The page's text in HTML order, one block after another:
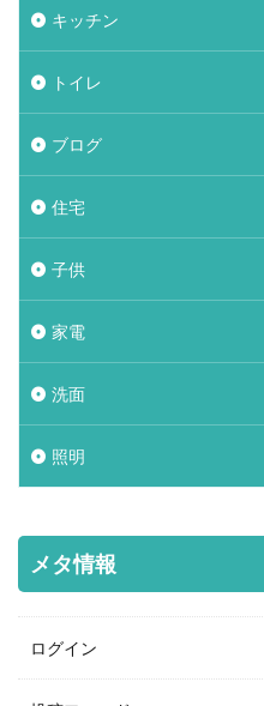
キッチン
トイレ
ブログ
住宅
子供
家電
洗面
照明
メタ情報
ログイン